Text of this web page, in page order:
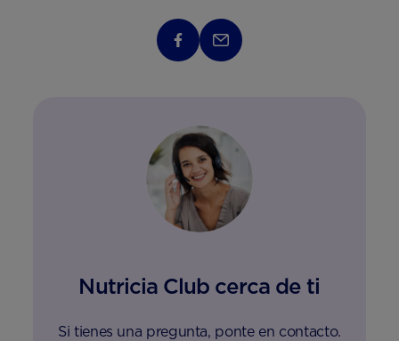
Nutricia Club cerca de ti
Si tienes una pregunta, ponte en contacto.